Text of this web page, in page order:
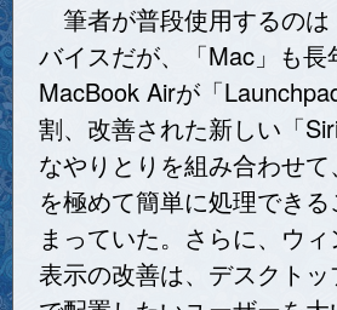
筆者が普段使用するのは
バイスだが、「Mac」も長
MacBook Airが「
割、改善された新しい「
なやりとりを組み合わせ
を極めて簡単に処理でき
まっていた。さらに、ウ
表示の改善は、デスクト